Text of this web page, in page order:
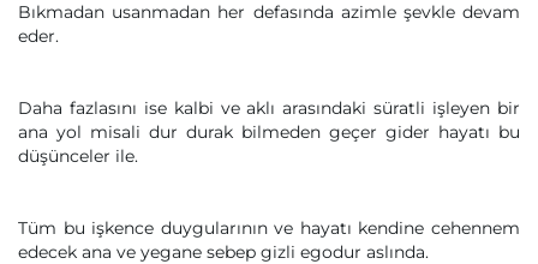
Bıkmadan usanmadan her defasında azimle şevkle devam
eder.
Daha fazlasını ise kalbi ve aklı arasındaki süratli işleyen bir
ana yol misali dur durak bilmeden geçer gider hayatı bu
düşünceler ile.
Tüm bu işkence duygularının ve hayatı kendine cehennem
edecek ana ve yegane sebep gizli egodur aslında.